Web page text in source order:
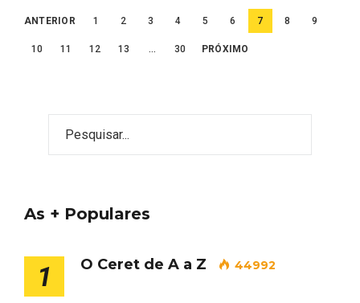
Paginação
de
ANTERIOR 1 2 3 4 5 6 7 8 9
10 11 12 13 … 30 PRÓXIMO
As + Populares
1 O Ceret de A a Z 44992